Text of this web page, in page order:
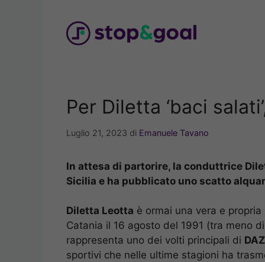
Per Diletta ‘baci
Luglio 21, 2023 di Emanuele Tavano
In attesa di partorire, la conduttrice
Sicilia e ha pubblicato uno scatto
Diletta Leotta è ormai una vera e
Catania il 16 agosto del 1991 (tra meno
rappresenta uno dei volti principali di
sportivi che nelle ultime stagioni ha